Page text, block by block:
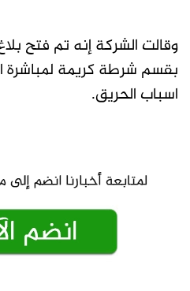
بقسم شرطة كريمة لمباشرة
اسباب الحريق.